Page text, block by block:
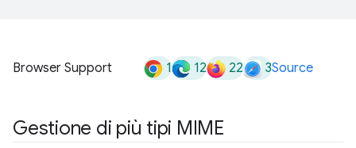
Browser Support 1 12 22 3Source
Gestione di più tipi MIME